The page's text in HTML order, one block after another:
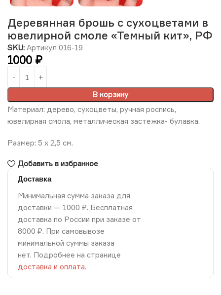
Деревянная брошь с сухоцветами в
ювелирной смоле «Темный кит», РФ
SKU: Артикул 016-19
1000 ₽
В корзину
Материал: дерево, сухоцветы, ручная роспись,
ювелирная смола, металлическая застежка- булавка.
Размер: 5 х 2,5 см.
Добавить в избранное
Доставка
Минимальная сумма заказа для
доставки — 1000 ₽. Бесплатная
доставка по России при заказе от
8000 ₽. При самовывозе
минимальной суммы заказа
нет. Подробнее на странице
доставка и оплата.